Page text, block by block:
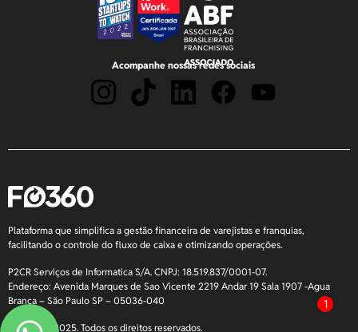
Acompanhe nossas redes sociais
Plataforma que simplifica a gestão financeira de varejistas e franquias,
facilitando o controle do fluxo de caixa e otimizando operações.
P2CR Serviços de Informatica S/A. CNPJ: 18.519.837/0001-07.
Endereço: Avenida Marques de Sao Vicente 2219 Andar 19 Sala 1907 -Agua
Branca – São Paulo SP – 05036-040
Copyright 2025. Todos os direitos reservados.
1